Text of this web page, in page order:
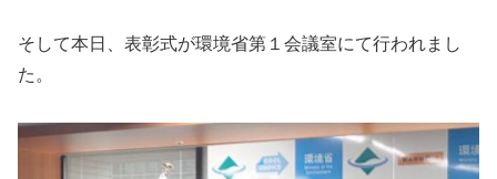
そして本日、表彰式が環境省第１会議室にて行われまし
た。